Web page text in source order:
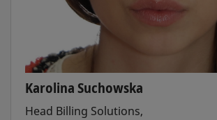
Karolina Suchowska
Head Billing Solutions,